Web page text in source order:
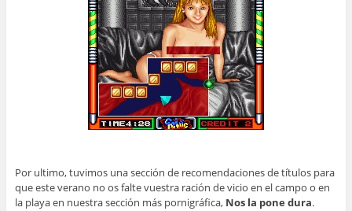
Por ultimo, tuvimos una sección de recomendaciones de títulos para
que este verano no os falte vuestra ración de vicio en el campo o en
la playa en nuestra sección más pornigráfica, Nos la pone dura.